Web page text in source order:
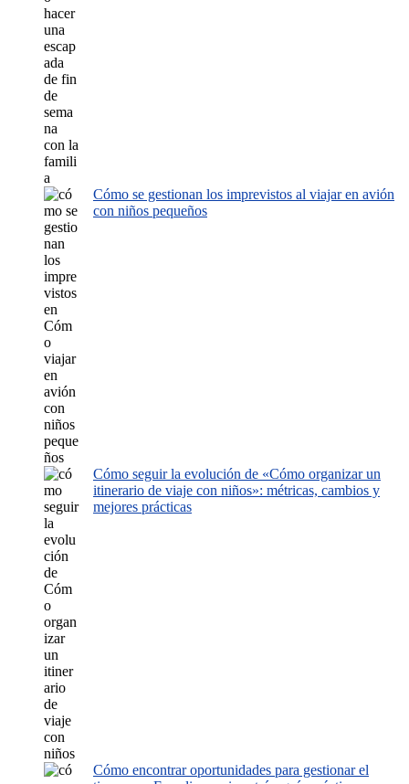
Cómo se gestionan los imprevistos al viajar en avión
con niños pequeños
Cómo seguir la evolución de «Cómo organizar un
itinerario de viaje con niños»: métricas, cambios y
mejores prácticas
Cómo encontrar oportunidades para gestionar el